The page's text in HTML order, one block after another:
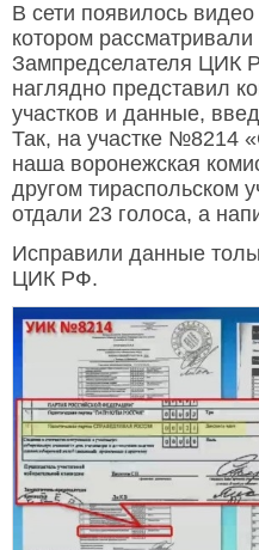
В сети появилось
котором
Зампредселателя ЦИК
наглядно представил
участков и данные,
Так, на участке №8214
наша воронежская
другом тираспольском
отдали 23 голоса, а
Исправили данные
ЦИК РФ.